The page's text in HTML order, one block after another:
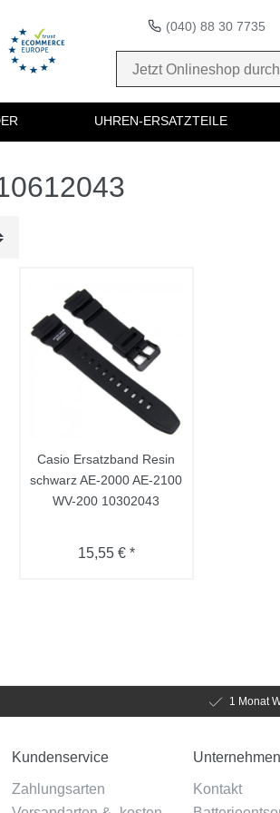
(040) 88 30 7735
UHREN-ERSATZTEILE
Casio Ersatzband Resin
schwarz AE-2000 AE-2100
WV-200 10302043
15,55 € *
1 Monat
Kundenservice
Zahlungsarten
Unternehmen
Kontakt